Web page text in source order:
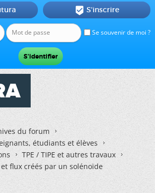
Se souvenir de moi ?
 S'inscrire
du forum
étudiants et élèves
TPE / TIPE et autres travaux
flux créés par un solénoïde